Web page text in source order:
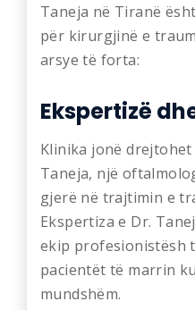
Taneja në Tiranë
për kirurgjinë e
arsye të forta:
Ekspertizë
Klinika jonë
Taneja, një
gjerë në trajtimin e
Ekspertiza e Dr.
ekip profesionistësh
pacientët të marrin
mundshëm.